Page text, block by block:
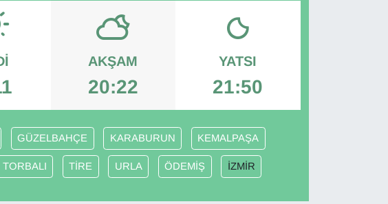
AKŞAM
20:22
YATSI
21:50
GÜZELBAHÇE KARABURUN KEMALPAŞA
TORBALI TİRE URLA ÖDEMİŞ İZMİR